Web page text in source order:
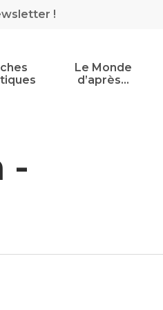
!
Le Monde
d’après…
-